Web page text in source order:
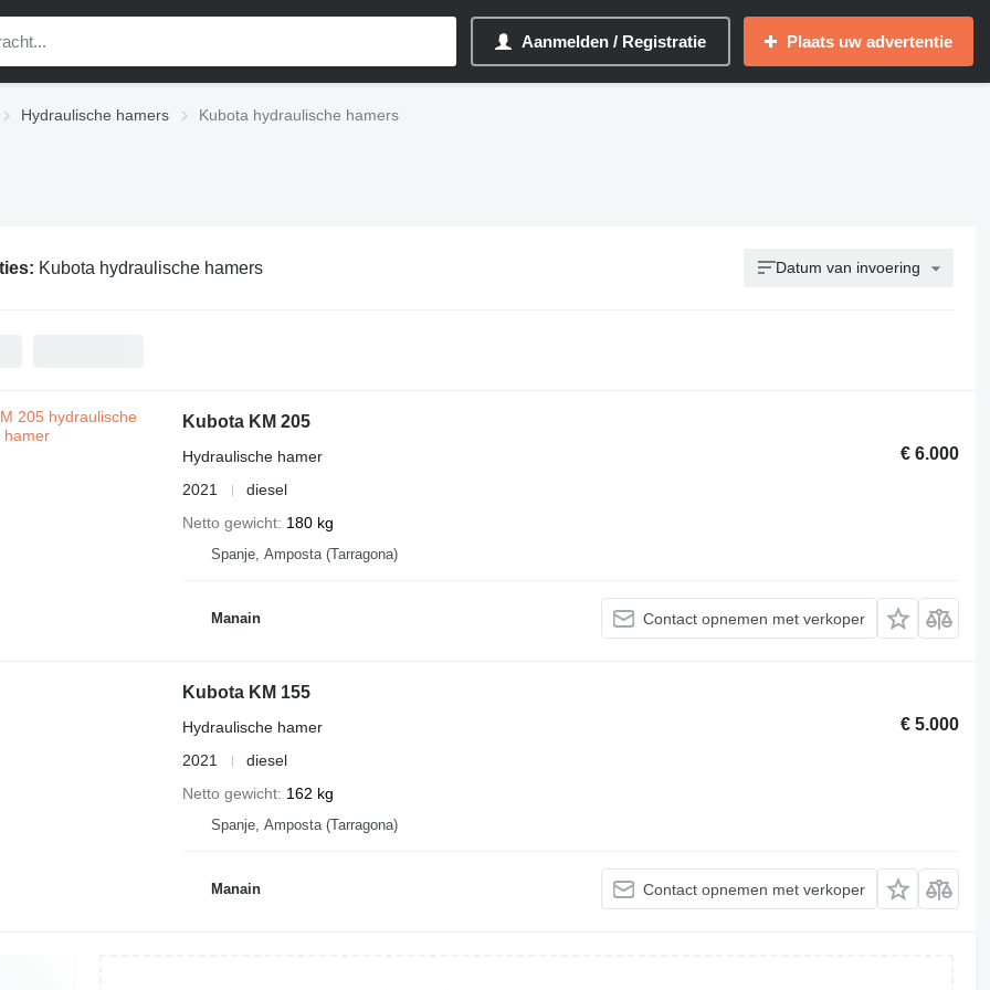
Aanmelden / Registratie Plaats uw advertentie
Hydraulische hamers Kubota hydraulische hamers
Kubota hydraulische hamers Datum van invoering
Kubota KM 205
€ 6.000
Hydraulische hamer
2021
diesel
Netto gewicht 180 kg
Spanje, Amposta (Tarragona)
Manain Contact opnemen met verkoper
Kubota KM 155
€ 5.000
Hydraulische hamer
2021
diesel
Netto gewicht 162 kg
Spanje, Amposta (Tarragona)
Manain Contact opnemen met verkoper